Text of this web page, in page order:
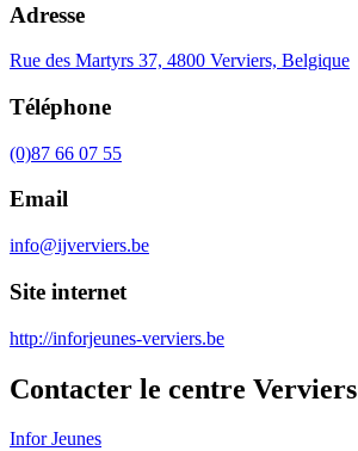
Adresse
Rue des Martyrs 37, 4800 Verviers, Belgique
Téléphone
(0)87 66 07 55
Email
info@ijverviers.be
Site internet
http://inforjeunes-verviers.be
Contacter le centre Verviers
Infor Jeunes